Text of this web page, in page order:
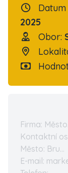
2025
Obor:
Firma:
Kontaktní
Město: Bru...
E-mail: